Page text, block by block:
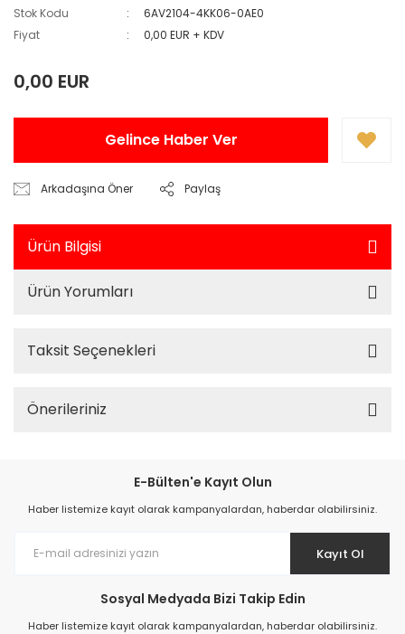
Stok Kodu
6AV2104-4KK06-0AE0
Fiyat
0,00 EUR + KDV
0,00 EUR
Gelince Haber Ver
Arkadaşına Öner Paylaş
Ürün Bilgisi
Ürün Yorumları
Taksit Seçenekleri
Önerileriniz
E-Bülten'e Kayıt Olun
Haber listemize kayıt olarak kampanyalardan, haberdar olabilirsiniz.
Kayıt Ol
Sosyal Medyada Bizi Takip Edin
Haber listemize kayıt olarak kampanyalardan, haberdar olabilirsiniz.